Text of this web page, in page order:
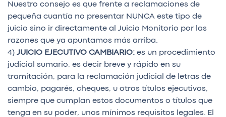
Nuestro consejo es que frente a reclamaciones de
pequeña cuantía no presentar NUNCA este tipo de
juicio sino ir directamente al Juicio Monitorio por las
razones que ya apuntamos más arriba.
4) JUICIO EJECUTIVO CAMBIARIO: es un procedimiento
judicial sumario, es decir breve y rápido en su
tramitación, para la reclamación judicial de letras de
cambio, pagarés, cheques, u otros títulos ejecutivos,
siempre que cumplan estos documentos o títulos que
tenga en su poder, unos mínimos requisitos legales.
El